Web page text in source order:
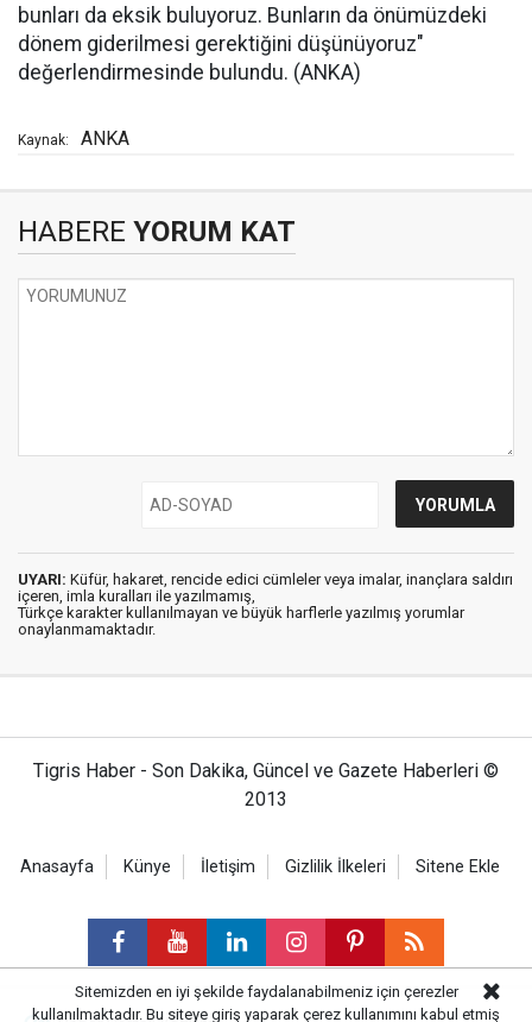
bunları da eksik buluyoruz. Bunların da önümüzdeki
dönem giderilmesi gerektiğini düşünüyoruz"
değerlendirmesinde bulundu. (ANKA)
Kaynak: ANKA
HABERE YORUM KAT
UYARI: Küfür, hakaret, rencide edici cümleler veya imalar, inançlara saldırı
içeren, imla kuralları ile yazılmamış,
Türkçe karakter kullanılmayan ve büyük harflerle yazılmış yorumlar
onaylanmamaktadır.
Tigris Haber - Son Dakika, Güncel ve Gazete Haberleri ©
2013
Anasayfa Künye İletişim Gizlilik İlkeleri Sitene Ekle
Sitemizden en iyi şekilde faydalanabilmeniz için çerezler
kullanılmaktadır. Bu siteye giriş yaparak çerez kullanımını kabul etmiş